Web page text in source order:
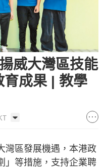
威大灣區技能
育成果 | 教學
區發展機遇，本港政
」等措施，支持企業聘